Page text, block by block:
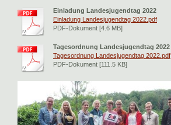
Einladung Landesjugendtag 2022
Einladung Landesjugendtag 2022.pdf
PDF-Dokument [4.6 MB]
Tagesordnung Landesjugendtag 2022
Tagesordnung Landesjugendtag 2022.pdf
PDF-Dokument [111.5 KB]